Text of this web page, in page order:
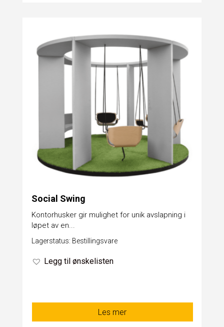
Social Swing
Kontorhusker gir mulighet for unik avslapning i
løpet av en...
Lagerstatus: Bestillingsvare
Legg til ønskelisten
Les mer